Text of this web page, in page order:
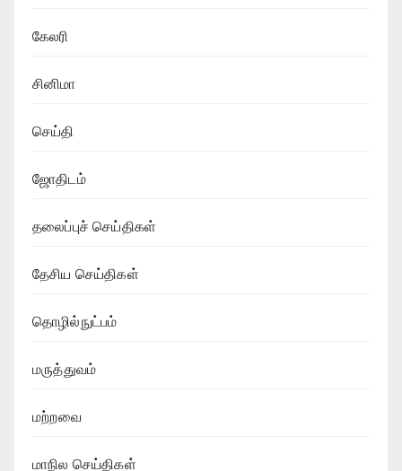
கேலரி
சினிமா
செய்தி
ஜோதிடம்
தலைப்புச் செய்திகள்
தேசிய செய்திகள்
தொழில்நுட்பம்
மருத்துவம்
மற்றவை
மாநில செய்திகள்